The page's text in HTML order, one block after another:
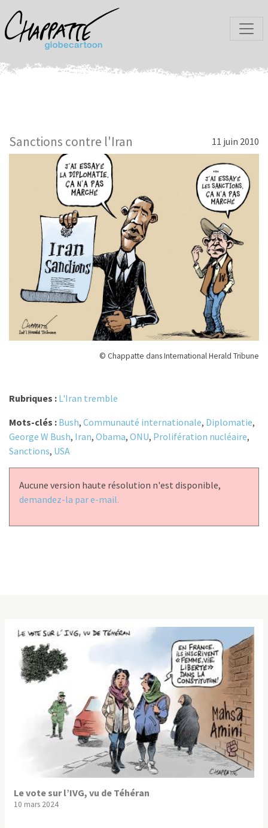
Sanctions contre l'Iran 11 juin 2010
© Chappatte dans International Herald Tribune
Rubriques : L'Iran tremble
Mots-clés : Bush, Communauté internationale, Diplomatie,
George W Bush, Iran, Obama, ONU, Prolifération nucléaire,
Sanctions, USA
Aucune version haute résolution n'est disponible,
demandez-la par e-mail.
Le vote sur l’IVG, vu de Téhéran
10 mars 2024